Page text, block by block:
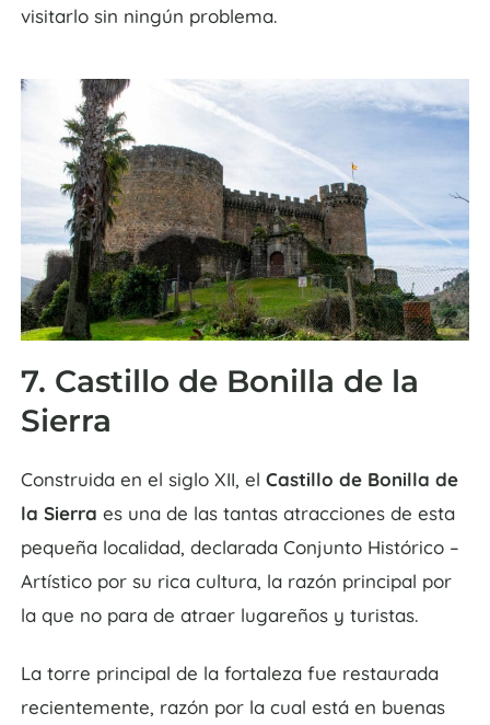
visitarlo sin ningún problema.
7. Castillo de Bonilla de la
Sierra
Construida en el siglo XII, el Castillo de Bonilla de
la Sierra es una de las tantas atracciones de esta
pequeña localidad, declarada Conjunto Histórico –
Artístico por su rica cultura, la razón principal por
la que no para de atraer lugareños y turistas.
La torre principal de la fortaleza fue restaurada
recientemente, razón por la cual está en buenas